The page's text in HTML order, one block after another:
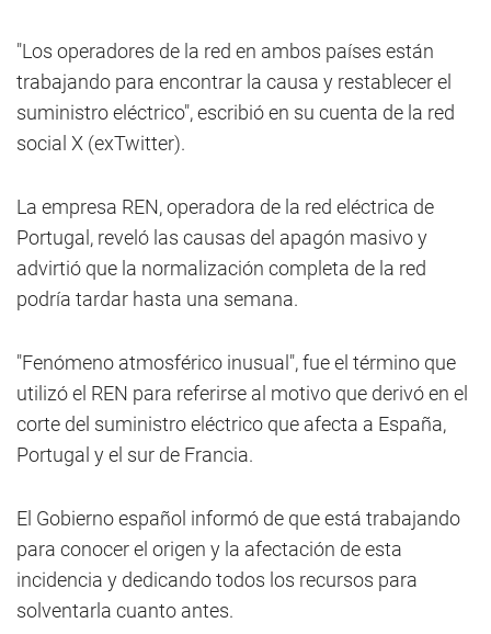
"Los operadores de la red en ambos países están
trabajando para encontrar la causa y restablecer el
suministro eléctrico", escribió en su cuenta de la red
social X (exTwitter).
La empresa REN, operadora de la red eléctrica de
Portugal, reveló las causas del apagón masivo y
advirtió que la normalización completa de la red
podría tardar hasta una semana.
"Fenómeno atmosférico inusual", fue el término que
utilizó el REN para referirse al motivo que derivó en el
corte del suministro eléctrico que afecta a España,
Portugal y el sur de Francia.
El Gobierno español informó de que está trabajando
para conocer el origen y la afectación de esta
incidencia y dedicando todos los recursos para
solventarla cuanto antes.